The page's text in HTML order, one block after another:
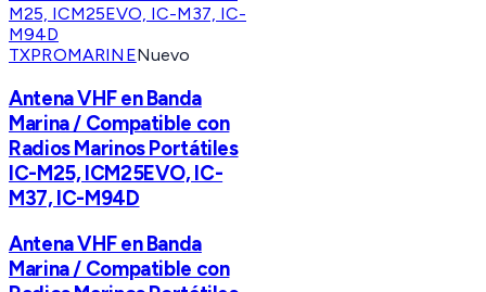
TXPROMARINENuevo
Antena VHF en Banda
Marina / Compatible con
Radios Marinos Portátiles
IC-M25, ICM25EVO, IC-
M37, IC-M94D
Antena VHF en Banda
Marina / Compatible con